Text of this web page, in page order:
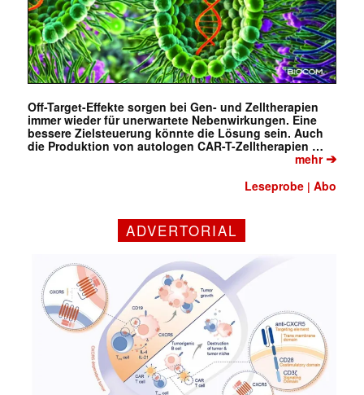
Off-Target-Effekte sorgen bei Gen- und Zelltherapien
immer wieder für unerwartete Nebenwirkungen. Eine
bessere Zielsteuerung könnte die Lösung sein. Auch
die Produktion von autologen CAR-T-Zelltherapien …
mehr➔
Leseprobe |Abo
ADVERTORIAL